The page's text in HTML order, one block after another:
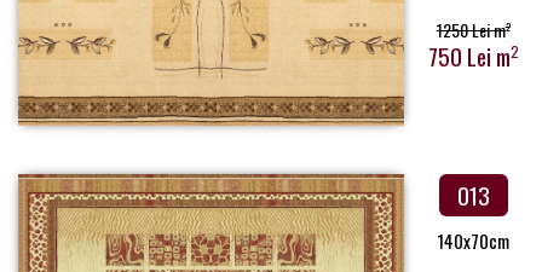
1250 Lei m2
750 Lei m2
013
140x70cm